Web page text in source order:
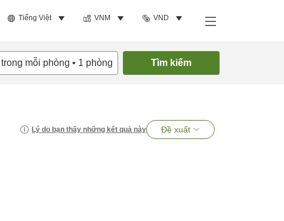
Tiếng Việt VNM VND
mỗi phòng • 1 phòng Tìm kiếm
Lý do bạn thấy những kết quả này Đề xuất